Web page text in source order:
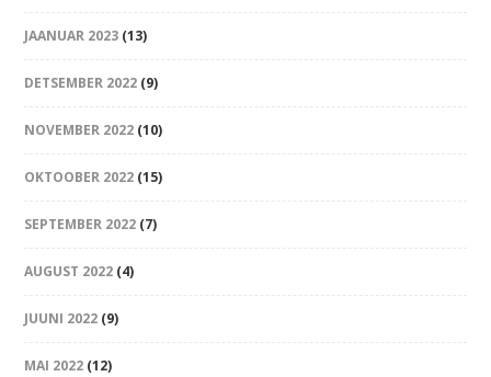
JAANUAR 2023 (13)
DETSEMBER 2022 (9)
NOVEMBER 2022 (10)
OKTOOBER 2022 (15)
SEPTEMBER 2022 (7)
AUGUST 2022 (4)
JUUNI 2022 (9)
MAI 2022 (12)